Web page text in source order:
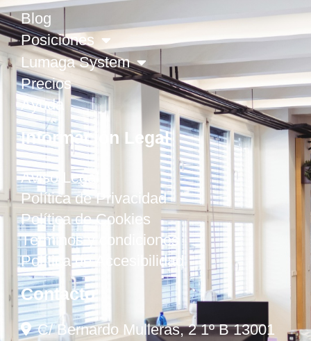
Blog
Posiciones
Lumaga System
Precios
Ayuda
Información Legal
Aviso Legal
Política de Privacidad
Política de Cookies
Términos y condiciones
Política de Accesibilidad
Contacto
C/ Bernardo Mulleras, 2 1º B 13001